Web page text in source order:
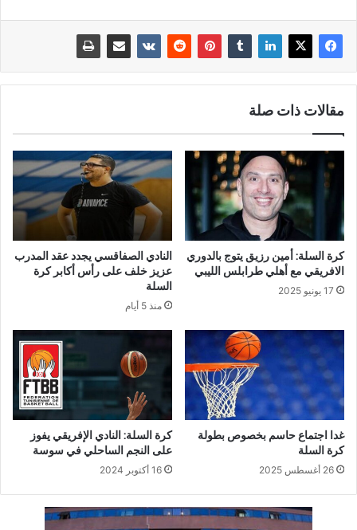
مقالات ذات صلة
كرة السلة: أمين رزيق يتوج بالدوري
الافريقي مع أهلي طرابلس الليبي
17 يونيو 2025
النادي الصفاقسي يجدد عقد المدرب
عزيز خلف على رأس أكابر كرة
السلة
منذ 5 أيام
غدا اجتماع حاسم بخصوص بطولة
كرة السلة
26 أغسطس 2025
كرة السلة: النادي الإفريقي يفوز
على النجم الساحلي في سوسة
16 أكتوبر 2024